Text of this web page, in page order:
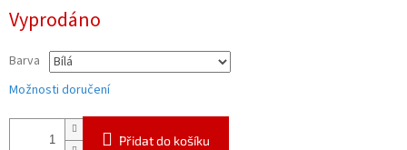
cena:
Vyprodáno
Barva
Možnosti doručení
Přidat do košíku